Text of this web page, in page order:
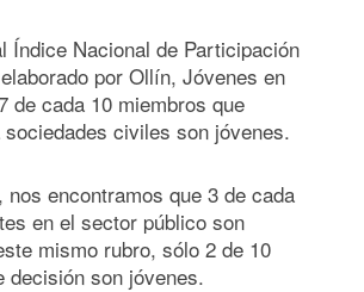
Índice Nacional de Participación
por Ollín, Jóvenes en
de cada 10 miembros que
civiles son jóvenes.
nos encontramos que 3 de cada
en el sector público son
mismo rubro, sólo 2 de 10
decisión son jóvenes.